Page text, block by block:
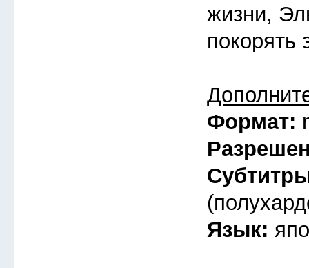
жизни,
покорять
Формат:
Язык: